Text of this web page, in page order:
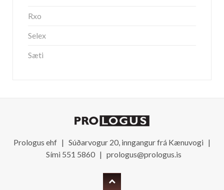
Rxo
Selex
Sæti
Prologus ehf | Súðarvogur 20, inngangur frá Kænuvogi |
Sími 551 5860 | prologus@prologus.is